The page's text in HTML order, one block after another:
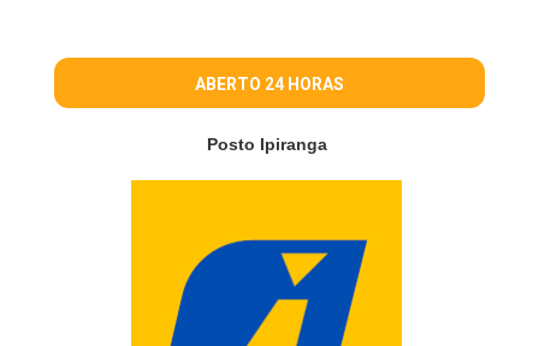
ABERTO 24 HORAS
Posto Ipiranga